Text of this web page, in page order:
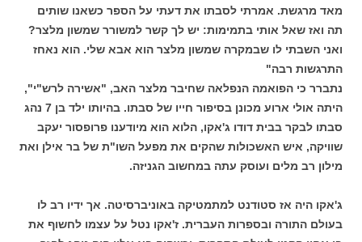
מאד מרגשת. אמרתי לסבתו את דעתי על הספר כשאנו שותים
תה ואז שאל אותי בתמימות: יש לך קשר למשורר שמשון מלצר?
ואני השבתי לו שבמקרה שמשון מלצר הוא אבא שלי. הוא נאחז
התרגשות רבה"
נתברר כי הפואמה הנפלאה שחיבר מלצר האב, "אשירה לרש"י",
היתה אולי ארוע מכונן בסיפור חייו של סבתו. בהיותו ילד בן 7 נהג
סבתו לבקר בבית דודו ג'אקו, הלוא הוא מיודענו פרופסור יעקב
שוויקה, איש האשכולות שהקים את מפעל השו"ת של בר אילן ואת
מילון רב מלים ועוסק עתה במחשוב הגניזה.
ג'אקו היה אז סטודנט למתמטיקה באוניברסיטה. אך ידיו רב לו
בעולם התורה ובספרות העברית. ז'אקו נטל על עצמו לחשוף את